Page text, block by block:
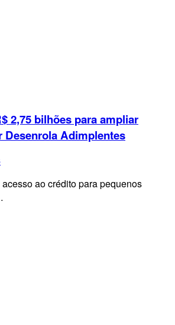
2,75 bilhões para ampliar
Desenrola Adimplentes
ao crédito para pequenos